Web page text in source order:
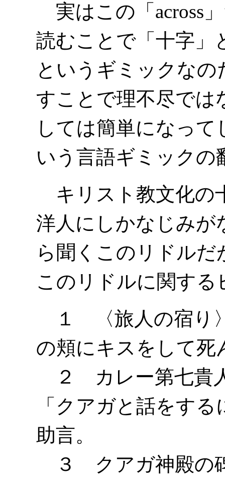
実はこの「across
読むことで「十字」
というギミックな
すことで理不尽では
しては簡単になっ
いう言語ギミックの
キリスト教文化の
洋人にしかなじみが
ら聞くこのリドル
このリドルに関す
１ 〈旅人の宿り
の頬にキスをして死
２ カレー第七貴
「クアガと話をす
助言。
３ クアガ神殿の